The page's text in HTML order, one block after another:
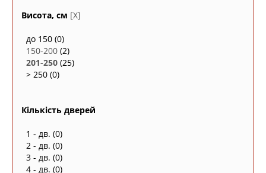
Висота, см [X]
до 150 (0)
150-200 (2)
201-250 (25)
> 250 (0)
Кількість дверей
1 - дв. (0)
2 - дв. (0)
3 - дв. (0)
4 - дв. (0)